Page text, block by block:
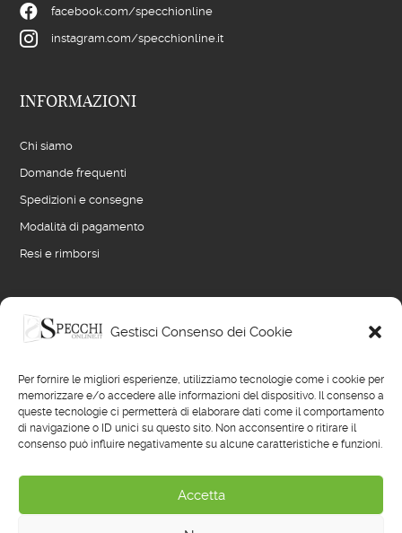
Gestisci Consenso dei Cookie
Per fornire le migliori esperienze, utilizziamo tecnologie come i cookie per
memorizzare e/o accedere alle informazioni del dispositivo. Il consenso a
queste tecnologie ci permetterà di elaborare dati come il comportamento
di navigazione o ID unici su questo sito. Non acconsentire o ritirare il
consenso può influire negativamente su alcune caratteristiche e funzioni.
Accetta
 facebook.com/specchionline
 instagram.com/specchionline.it
INFORMAZIONI
Chi siamo
Domande frequenti
Spedizioni e consegne
Modalità di pagamento
Resi e rimborsi
LINK UTILI
Termini e condizioni di vendita
Privacy policy
Cookie policy
Reimposta preferenze cookie